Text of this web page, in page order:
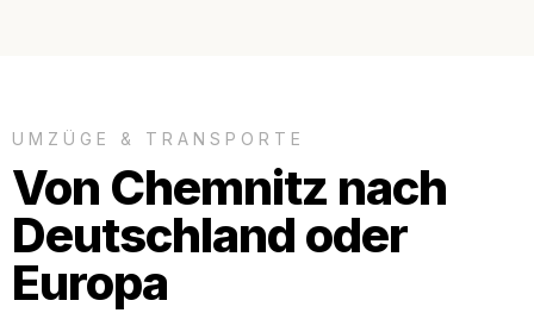
UMZÜGE & TRANSPORTE
Von Chemnitz nach
Deutschland oder
Europa